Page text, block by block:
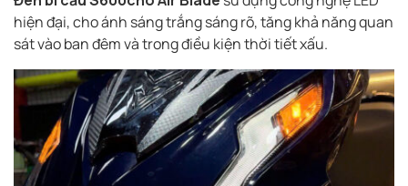
hiện đại, cho ánh sáng trắng sáng rõ, tăng khả năng quan
sát vào ban đêm và trong điều kiện thời tiết xấu.